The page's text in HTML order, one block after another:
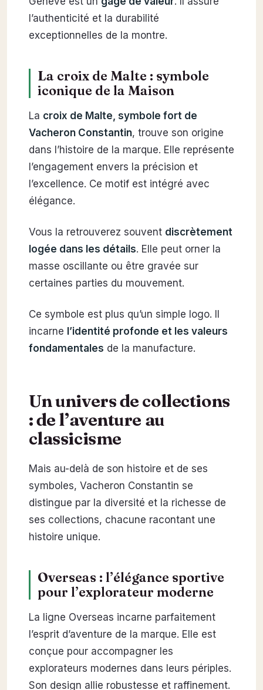
l’authenticité et la durabilité
exceptionnelles de la montre.
La croix de Malte : symbole
iconique de la Maison
La croix de Malte, symbole fort de
Vacheron Constantin, trouve son origine
dans l’histoire de la marque. Elle représente
l’engagement envers la précision et
l’excellence. Ce motif est intégré avec
élégance.
Vous la retrouverez souvent discrètement
logée dans les détails. Elle peut orner la
masse oscillante ou être gravée sur
certaines parties du mouvement.
Ce symbole est plus qu’un simple logo. Il
incarne l’identité profonde et les valeurs
fondamentales de la manufacture.
Un univers de collections
: de l’aventure au
classicisme
Mais au-delà de son histoire et de ses
symboles, Vacheron Constantin se
distingue par la diversité et la richesse de
ses collections, chacune racontant une
histoire unique.
Overseas : l’élégance sportive
pour l’explorateur moderne
La ligne Overseas incarne parfaitement
l’esprit d’aventure de la marque. Elle est
conçue pour accompagner les
explorateurs modernes dans leurs périples.
Son design allie robustesse et raffinement.